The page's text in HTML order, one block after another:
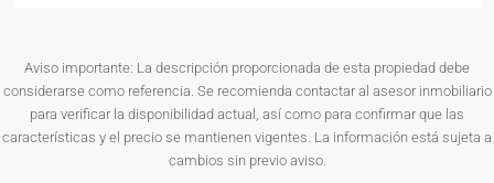
Aviso importante: La descripción proporcionada de esta propiedad debe
considerarse como referencia. Se recomienda contactar al asesor inmobiliario
para verificar la disponibilidad actual, así como para confirmar que las
características y el precio se mantienen vigentes. La información está sujeta a
cambios sin previo aviso.